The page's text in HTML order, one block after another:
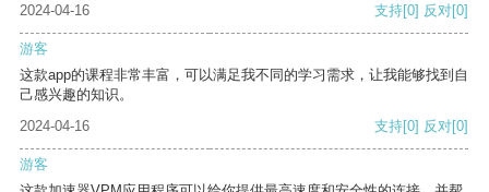
2024-04-16 支持[0] 反对[0]
游客
这款app的课程非常丰富，可以满足我不同的学习需求，让我能够找到自
己感兴趣的知识。
2024-04-16
支持[0] 反对[0]
游客